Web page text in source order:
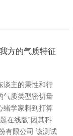
方的气质特征
谈主的秉性和行
气质类型密切量
绪学家料到打算
在线版”因其科
有限公司 该测试